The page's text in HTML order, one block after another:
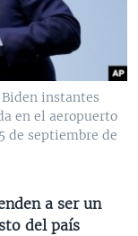
instantes
en el aeropuerto
de septiembre de
a ser un
del país